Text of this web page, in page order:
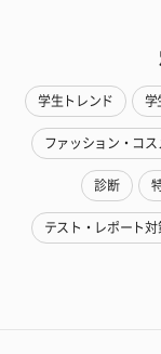
学生トレンド 学
ファッション・コス
診断
テスト・レポート対